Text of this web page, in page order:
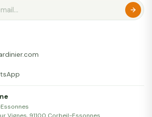
Vignes, 91100 Corbeil-Essonnes